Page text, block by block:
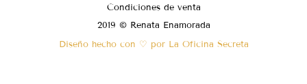
Condiciones de venta
2019 © Renata Enamorada
Diseño hecho con ♡ por La Oficina Secreta